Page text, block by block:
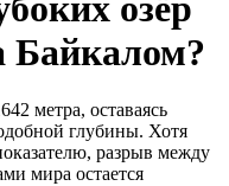
Байкалом?
метра, оставаясь
глубины. Хотя
разрыв между
мира остается